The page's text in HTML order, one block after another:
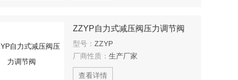
ZZYP自力式减压阀压力调节阀
型号： ZZYP
厂商性质： 生产厂家
查看详情